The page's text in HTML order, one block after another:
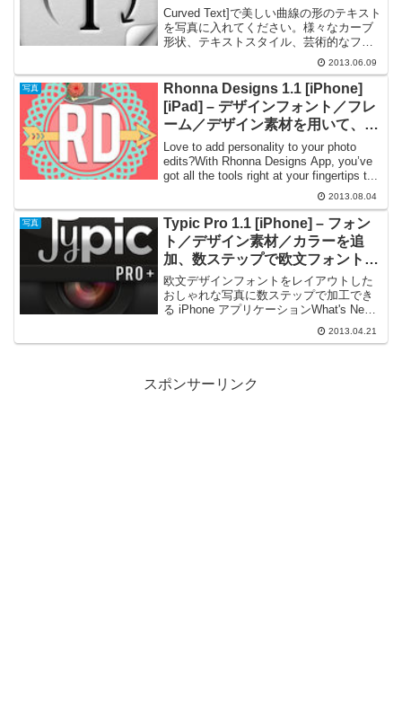
ントをレイアウトできる
Curved Text]で美しい曲線の形のテキスト
を写真に入れてください。様々なカーブ
形状、テキストスタイル、芸術的なフォ
ント、バックグラウンドテンプレートを
利用して、今まで想像できなかった独創
的な形のテキストを作成することができ
ます。また...
2013.06.09
写真
Rhonna Designs 1.1 [iPhone]
[iPad] – デザインフォント／フレ
ーム／デザイン素材を用いて、お
しゃれな写真に加工できる
Love to add personality to your photo
edits?With Rhonna Designs App, you’ve
got all the tools right at your fingertips t...
2013.08.04
写真
Typic Pro 1.1 [iPhone] – フォン
ト／デザイン素材／カラーを追
加、数ステップで欧文フォントを
レイアウトしたおしゃれな写真に
加工できる
欧文デザインフォントをレイアウトした
おしゃれな写真に数ステップで加工でき
る iPhone アプリケーションWhat's New
7 new beautiful and carefully selected2013.04.21
スポンサーリンク